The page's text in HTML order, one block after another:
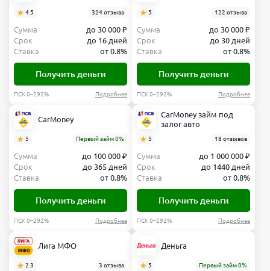
4.5 324 отзыва
Сумма
до 30 000 ₽
Срок
до 16 дней
Ставка
от 0.8%
Получить деньги
ПСК 0–292% Подробнее
5 122 отзыва
Сумма
до 30 000 ₽
Срок
до 30 дней
Ставка
от 0.8%
Получить деньги
ПСК 0–292% Подробнее
CarMoney
5 Первый займ 0%
Сумма
до 100 000 ₽
Срок
до 365 дней
Ставка
от 0.8%
Получить деньги
ПСК 0–292% Подробнее
CarMoney займ под
залог авто
5 18 отзывов
Сумма
до 1 000 000 ₽
Срок
до 1440 дней
Ставка
от 0.8%
Получить деньги
ПСК 0–292% Подробнее
Лига МФО
2.3 3 отзыва
Деньга
5 Первый займ 0%